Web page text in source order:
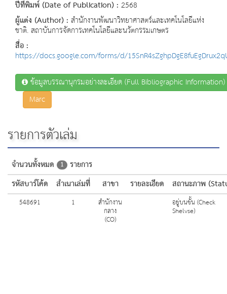
ปีที่พิมพ์ (Date of Publication) : 2568
ผู้แต่ง (Author) : สำนักงานพัฒนาวิทยาศาสตร์และเทคโนโลยีแห่ง
ชาติ. สถาบันการจัดการเทคโนโลยีและนวัตกรรมเกษตร
สื่อ :
https://docs.google.com/forms/d/
ข้อมูลบรรณานุกรมอย่างละเอียด (Full Bibliographic Information)
Marc
รายการตัวเล่ม
จำนวนทั้งหมด 1 รายการ
รหัสบาร์โค้ด
สำเนาเล่มที่ สาขา รายละเอียด สถานะภาพ
548691 1 สำนักงาน
กลาง
(CO)
อยู่บนชั้น (Check
Shelvse)